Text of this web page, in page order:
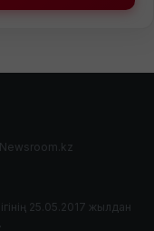
Newsroom.kz
25.05.2017 жылдан